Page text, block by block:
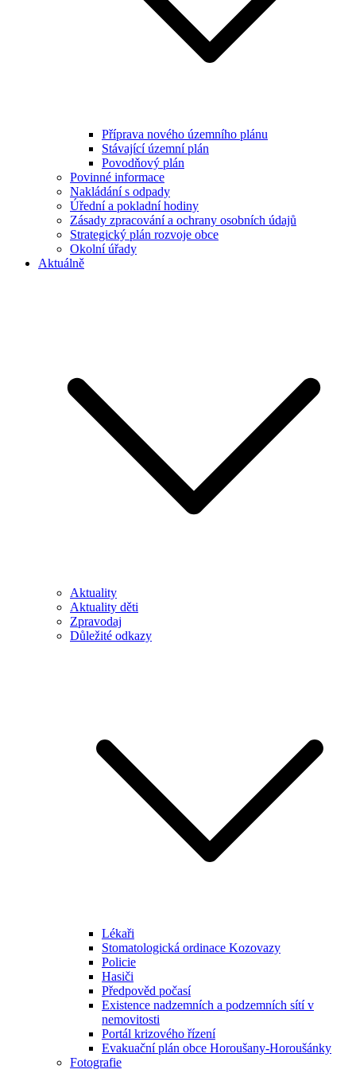
Příprava nového územního plánu
Stávající územní plán
Povodňový plán
Povinné informace
Nakládání s odpady
Úřední a pokladní hodiny
Zásady zpracování a ochrany osobních údajů
Strategický plán rozvoje obce
Okolní úřady
Aktuálně
Aktuality
Aktuality děti
Zpravodaj
Důležité odkazy
Lékaři
Stomatologická ordinace Kozovazy
Policie
Hasiči
Předpověd počasí
Existence nadzemních a podzemních sítí v
nemovitosti
Portál krizového řízení
Evakuační plán obce Horoušany-Horoušánky
Fotografie